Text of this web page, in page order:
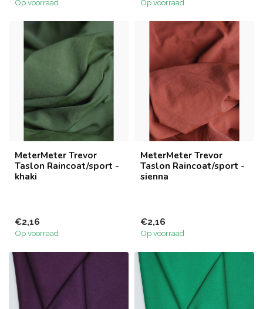
Op voorraad Op voorraad
MeterMeter Trevor
Taslon Raincoat/sport -
khaki
€2,16
Op voorraad
MeterMeter Trevor
Taslon Raincoat/sport -
sienna
€2,16
Op voorraad